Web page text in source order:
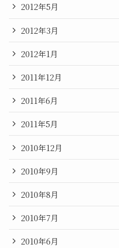
2012年5月
2012年3月
2012年1月
2011年12月
2011年6月
2011年5月
2010年12月
2010年9月
2010年8月
2010年7月
2010年6月